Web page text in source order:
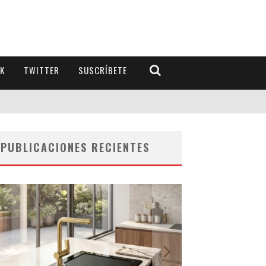
TWITTER SUSCRÍBETE
PUBLICACIONES RECIENTES